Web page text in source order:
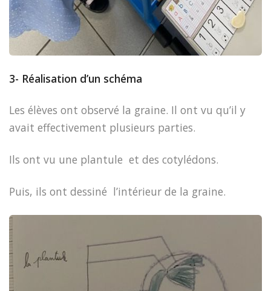
3- Réalisation d’un schéma
Les élèves ont observé la graine. Il ont vu qu’il y
avait effectivement plusieurs parties.
Ils ont vu une plantule et des cotylédons.
Puis, ils ont dessiné l’intérieur de la graine.